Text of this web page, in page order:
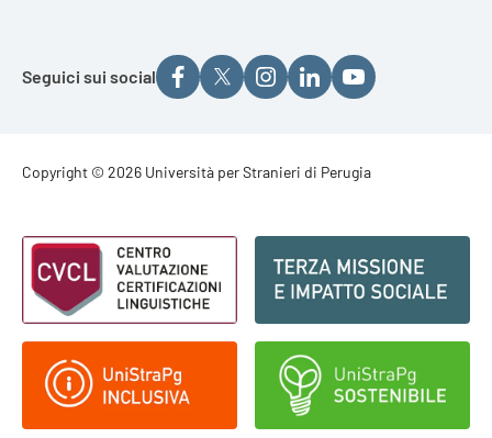
Seguici sui social
Footer - Copyright
Copyright © 2026 Università per Stranieri di Perugia
Footer - Loghi